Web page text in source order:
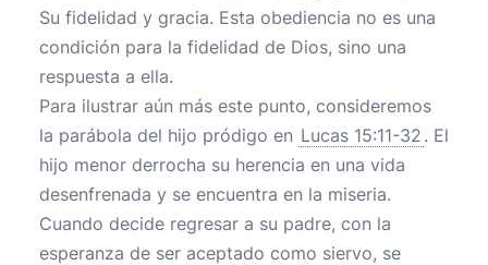
Su fidelidad y gracia. Esta obediencia no es una
condición para la fidelidad de Dios, sino una
respuesta a ella.
Para ilustrar aún más este punto, consideremos
la parábola del hijo pródigo en Lucas 15:11-32 . El
hijo menor derrocha su herencia en una vida
desenfrenada y se encuentra en la miseria.
Cuando decide regresar a su padre, con la
esperanza de ser aceptado como siervo, se